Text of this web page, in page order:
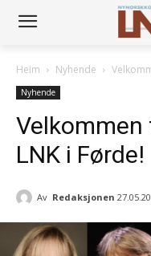
Heim Nyhende
Nyhende
LNK i Førde!
Av Redaksjonen